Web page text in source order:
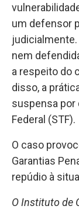
um defensor
nem
a respeito do
disso, a
suspensa por
Federal (STF).
O caso
Garantias
repúdio à
O Instituto de